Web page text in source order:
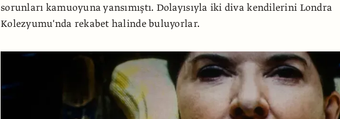
sorunları kamuoyuna yansımıştı. Dolayısıyla iki diva kendilerini Londra
Kolezyumu'nda rekabet halinde buluyorlar.